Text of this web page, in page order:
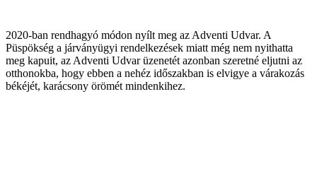
2020-ban rendhagyó módon nyílt meg az Adventi Udvar. A
Püspökség a járványügyi rendelkezések miatt még nem nyithatta
meg kapuit, az Adventi Udvar üzenetét azonban szeretné eljutni az
otthonokba, hogy ebben a nehéz időszakban is elvigye a várakozás
békéjét, karácsony örömét mindenkihez.